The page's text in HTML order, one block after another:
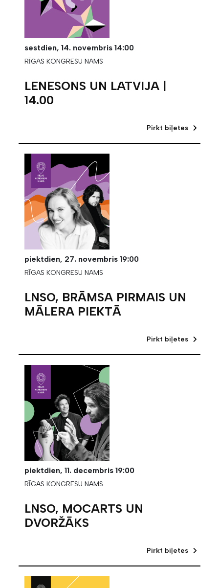
sestdien, 14. novembris 14:00
RĪGAS KONGRESU NAMS
LENESONS UN LATVIJA |
14.00
Pirkt biļetes
piektdien, 27. novembris 19:00
RĪGAS KONGRESU NAMS
LNSO, BRĀMSA PIRMAIS UN
MĀLERA PIEKTĀ
Pirkt biļetes
piektdien, 11. decembris 19:00
RĪGAS KONGRESU NAMS
LNSO, MOCARTS UN
DVORŽĀKS
Pirkt biļetes